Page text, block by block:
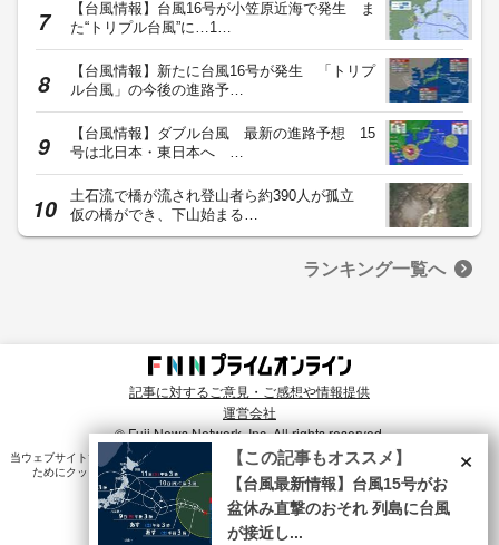
【台風情報】台風16号が小笠原近海で発生 ま
た“トリプル台風”に…1…
【台風情報】新たに台風16号が発生 「トリプ
ル台風」の今後の進路予…
【台風情報】ダブル台風 最新の進路予想 15
号は北日本・東日本へ …
土石流で橋が流され登山者ら約390人が孤立
仮の橋ができ、下山始まる…
ランキング一覧へ
記事に対するご意見・ご感想や情報提供
運営会社
© Fuji News Network, Inc. All rights reserved.
当ウェブサイトでは、ユーザのニーズ・興味・関⼼に合致したコンテンツや広告配信を提供する
ためにクッキーを使⽤しています。詳細は、
プライバシーポリシー をご確認ください。×
【この記事もオススメ】
【台風最新情報】台風15号がお
盆休み直撃のおそれ 列島に台風
が接近し...